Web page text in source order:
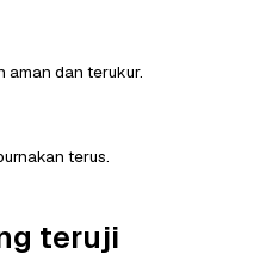
aman dan terukur.
terus.
teruji